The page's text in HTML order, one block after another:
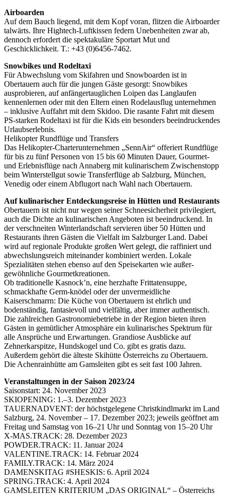
Airboarden
Auf dem Bauch liegend, mit dem Kopf voran, flitzen die Airboarder
talwärts. Ihre Hightech-Luftkissen federn Unebenheiten zwar ab,
dennoch erfordert die spektakuläre Sportart Mut und
Geschicklichkeit. T.: +43 (0)6456-7462.
Snowbikes und Rodeltaxi
Für Abwechslung vom Skifahren und Snowboarden ist in
Obertauern auch für die jungen Gäste gesorgt: Snowbikes
ausprobieren, auf anfängertauglichen Loipen das Langlaufen
kennenlernen oder mit den Eltern einen Rodelausflug unternehmen
– inklusive Auffahrt mit dem Skidoo. Die rasante Fahrt mit diesem
PS-starken Rodeltaxi ist für die Kids ein besonders beeindruckendes
Urlaubserlebnis.
Helikopter Rundflüge und Transfers
Das Helikopter-Charterunternehmen „SennAir“ offeriert Rundflüge
für bis zu fünf Personen von 15 bis 60 Minuten Dauer, Gourmet-
und Erlebnisflüge nach Annaberg mit kulinarischem Zwischenstopp
beim Winterstellgut sowie Transferflüge ab Salzburg, München,
Venedig oder einem Abflugort nach Wahl nach Obertauern.
Auf kulinarischer Entdeckungsreise in Hütten und Restaurants
Obertauern ist nicht nur wegen seiner Schneesicherheit privilegiert,
auch die Dichte an kulinarischen Angeboten ist beeindruckend. In
der verschneiten Winterlandschaft servieren über 50 Hütten und
Restaurants ihren Gästen die Vielfalt im Salzburger Land. Dabei
wird auf regionale Produkte großen Wert gelegt, die raffiniert und
abwechslungsreich miteinander kombiniert werden. Lokale
Spezialitäten stehen ebenso auf den Speisekarten wie außer-
gewöhnliche Gourmetkreationen.
Ob traditionelle Kasnock’n, eine herzhafte Frittatensuppe,
schmackhafte Germ-knödel oder der unvermeidliche
Kaiserschmarrn: Die Küche von Obertauern ist ehrlich und
bodenständig, fantasievoll und vielfältig, aber immer authentisch.
Die zahlreichen Gastronomiebetriebe in der Region bieten ihren
Gästen in gemütlicher Atmosphäre ein kulinarisches Spektrum für
alle Ansprüche und Erwartungen. Grandiose Ausblicke auf
Zehnerkarspitze, Hundskogel und Co. gibt es gratis dazu.
Außerdem gehört die älteste Skihütte Österreichs zu Obertauern.
Die Achenrainhütte am Gamsleiten gibt es seit fast 100 Jahren.
Veranstaltungen in der Saison 2023/24
Saisonstart: 24. November 2023
SKIOPENING: 1.–3. Dezember 2023
TAUERNADVENT: der höchstgelegene Christkindlmarkt im Land
Salzburg, 24. November – 17. Dezember 2023; jeweils geöffnet am
Freitag und Samstag von 16–21 Uhr und Sonntag von 15–20 Uhr
X-MAS.TRACK: 28. Dezember 2023
POWDER.TRACK: 11. Januar 2024
VALENTINE.TRACK: 14. Februar 2024
FAMILY.TRACK: 14. März 2024
DAMENSKITAG #SHESKIS: 6. April 2024
SPRING.TRACK: 4. April 2024
GAMSLEITEN KRITERIUM „DAS ORIGINAL“ – Österreichs